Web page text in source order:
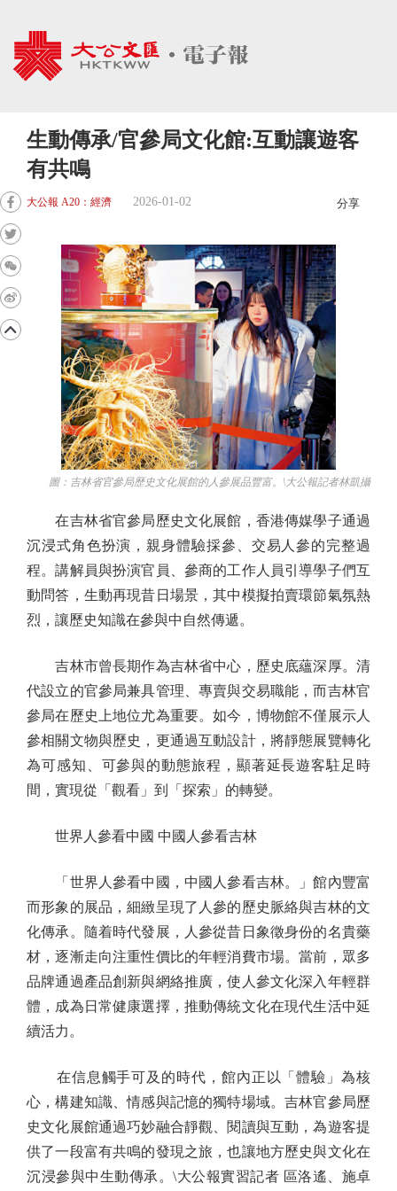
生動傳承/官參局文化館:互動讓遊客
有共鳴
大公報 A20：經濟 2026-01-02 分享
圖：吉林省官參局歷史文化展館的人參展品豐富。\大公報記者林凱攝
在吉林省官參局歷史文化展館，香港傳媒學子通過
沉浸式角色扮演，親身體驗採參、交易人參的完整過
程。講解員與扮演官員、參商的工作人員引導學子們互
動問答，生動再現昔日場景，其中模擬拍賣環節氣氛熱
烈，讓歷史知識在參與中自然傳遞。
吉林市曾長期作為吉林省中心，歷史底蘊深厚。清
代設立的官參局兼具管理、專賣與交易職能，而吉林官
參局在歷史上地位尤為重要。如今，博物館不僅展示人
參相關文物與歷史，更通過互動設計，將靜態展覽轉化
為可感知、可參與的動態旅程，顯著延長遊客駐足時
間，實現從「觀看」到「探索」的轉變。
世界人參看中國 中國人參看吉林
「世界人參看中國，中國人參看吉林。」館內豐富
而形象的展品，細緻呈現了人參的歷史脈絡與吉林的文
化傳承。隨着時代發展，人參從昔日象徵身份的名貴藥
材，逐漸走向注重性價比的年輕消費市場。當前，眾多
品牌通過產品創新與網絡推廣，使人參文化深入年輕群
體，成為日常健康選擇，推動傳統文化在現代生活中延
續活力。
在信息觸手可及的時代，館內正以「體驗」為核
心，構建知識、情感與記憶的獨特場域。吉林官參局歷
史文化展館通過巧妙融合靜觀、閱讀與互動，為遊客提
供了一段富有共鳴的發現之旅，也讓地方歷史與文化在
沉浸參與中生動傳承。\大公報實習記者 區洛遙、施卓